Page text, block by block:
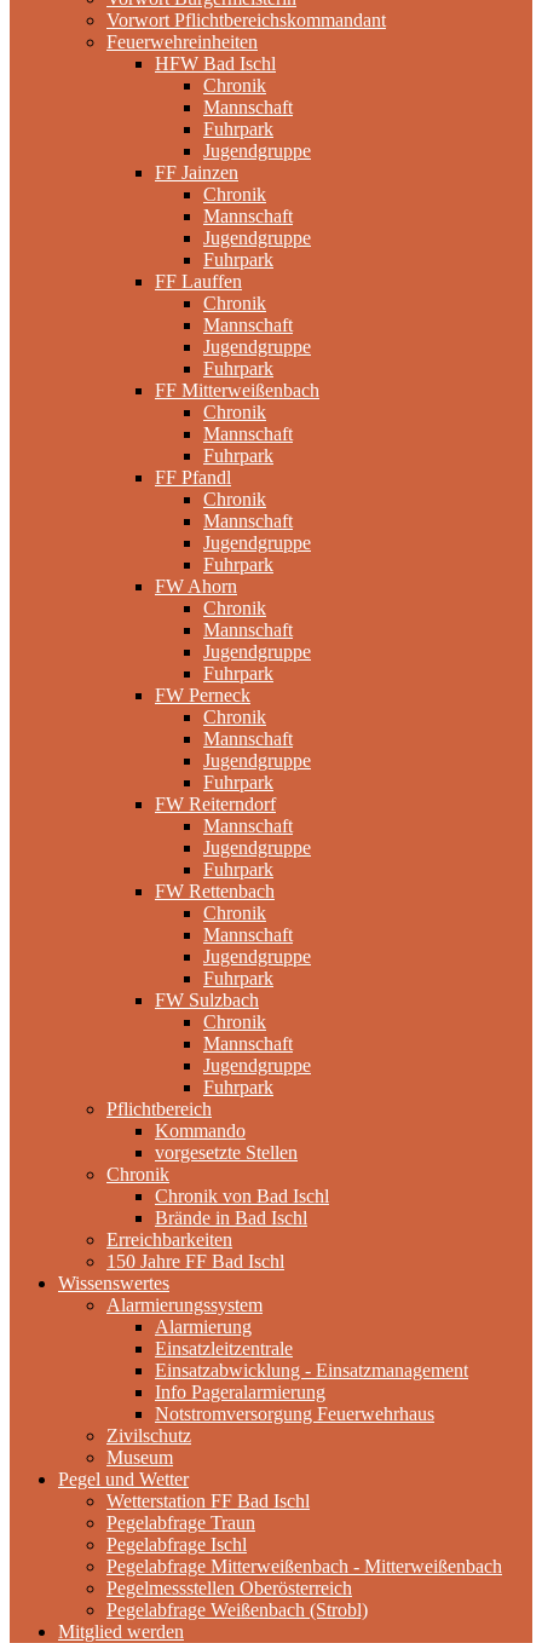
Vorwort Pflichtbereichskommandant
Feuerwehreinheiten
HFW Bad Ischl
Chronik
Mannschaft
Fuhrpark
Jugendgruppe
FF Jainzen
Chronik
Mannschaft
Jugendgruppe
Fuhrpark
FF Lauffen
Chronik
Mannschaft
Jugendgruppe
Fuhrpark
FF Mitterweißenbach
Chronik
Mannschaft
Fuhrpark
FF Pfandl
Chronik
Mannschaft
Jugendgruppe
Fuhrpark
FW Ahorn
Chronik
Mannschaft
Jugendgruppe
Fuhrpark
FW Perneck
Chronik
Mannschaft
Jugendgruppe
Fuhrpark
FW Reiterndorf
Mannschaft
Jugendgruppe
Fuhrpark
FW Rettenbach
Chronik
Mannschaft
Jugendgruppe
Fuhrpark
FW Sulzbach
Chronik
Mannschaft
Jugendgruppe
Fuhrpark
Pflichtbereich
Kommando
vorgesetzte Stellen
Chronik
Chronik von Bad Ischl
Brände in Bad Ischl
Erreichbarkeiten
150 Jahre FF Bad Ischl
Wissenswertes
Alarmierungssystem
Alarmierung
Einsatzleitzentrale
Einsatzabwicklung - Einsatzmanagement
Info Pageralarmierung
Notstromversorgung Feuerwehrhaus
Zivilschutz
Museum
Pegel und Wetter
Wetterstation FF Bad Ischl
Pegelabfrage Traun
Pegelabfrage Ischl
Pegelabfrage Mitterweißenbach - Mitterweißenbach
Pegelmessstellen Oberösterreich
Pegelabfrage Weißenbach (Strobl)
Mitglied werden